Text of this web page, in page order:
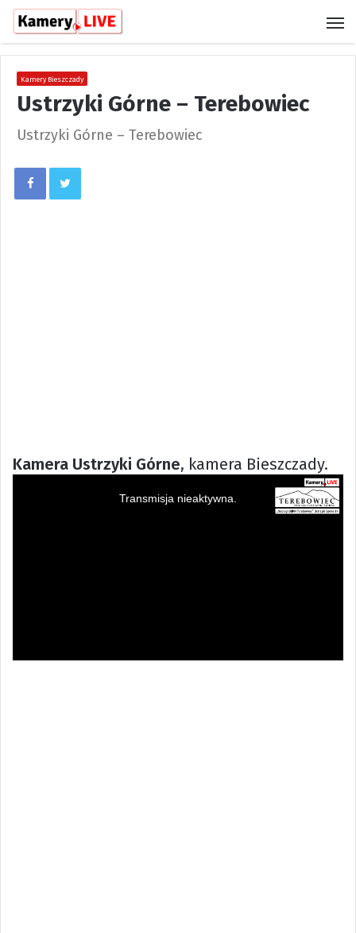
Kamery Bieszczady
Ustrzyki Górne – Terebowiec
Ustrzyki Górne – Terebowiec
Kamera Ustrzyki Górne, kamera Bieszczady.